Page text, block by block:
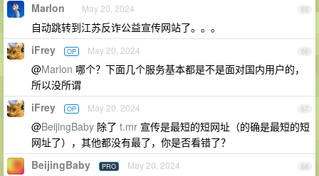
65
Marlon May 20, 2024
自动跳转到江苏反诈公益宣传网站了。。。
66
iFrey OP May 20, 2024
@Marlon 哪个？下面几个服务基本都是不是面对国内用户的，
所以没所谓
67
iFrey OP May 20, 2024
@BeijingBaby 除了 t.mr 宣传是最短的短网址（的确是最短的短
网址了），其他都没有最了，你是否看错了？
68
BeijingBaby PRO May 20, 2024